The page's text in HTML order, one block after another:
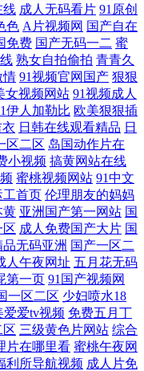
韩亚州国产成人综合 东京
电影 久久肏肏 91日韩在线
桃视频网站 91伊久 少妇网
91足交 婷婷五月天乱 狠狠
久久97青草娱乐在线 91全
级免费国产色片 九草热最
宴 大香蕉97 1024午夜小视
国产一区欧美 91免费视屏
社 玖玖资源总站 91偷拍福
线 成人无码看片 91原创
色 A片视频网 国产自在
免费 国产无码一二 蜜
熟女自拍偷拍 青青久
情 91视频官网国产 狠狠
女视频网站 91视频成人
伊人加勒比 欧美狠狠插
日韩在线观看精品 日
区二区 岛国动作片在
小视频 搞黄网站在线
蜜桃视频网站 91中文
工首页 伦理朋友的妈妈
黄 亚洲国产第一网站 国
区 成人免费国产大片 国
品无码亚洲 国产一区二
人午夜网址 五月花无码
第一页 91国产视频网
一区二区 少妇喷水18
爱爱tv视频 免费五月丁
区 三级黄色片网站 综合
片在哪里看 蜜桃午夜网
利所导航视频 成人片免